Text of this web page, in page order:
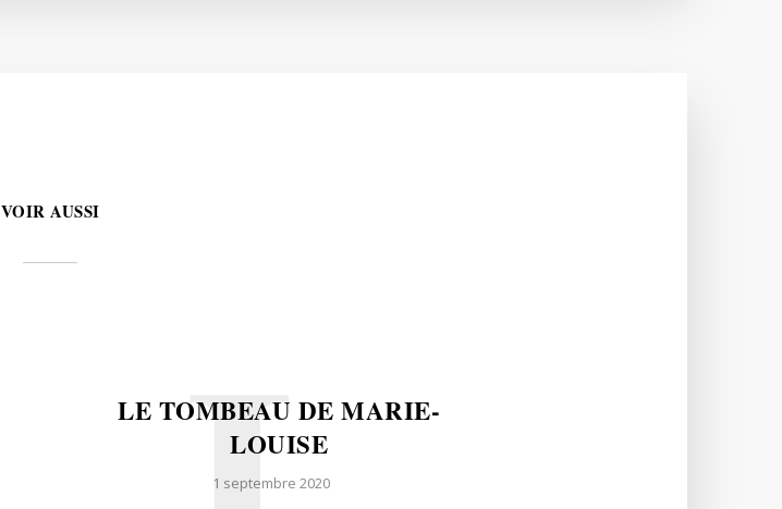
VOIR AUSSI
LE TOMBEAU DE MARIE-
LOUISE
1 septembre 2020